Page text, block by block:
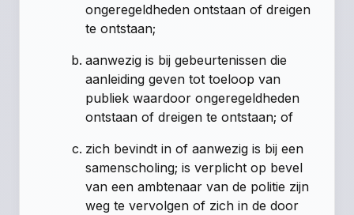
ongeregeldheden ontstaan of dreigen
te ontstaan;
aanwezig is bij gebeurtenissen die
aanleiding geven tot toeloop van
publiek waardoor ongeregeldheden
ontstaan of dreigen te ontstaan; of
zich bevindt in of aanwezig is bij een
samenscholing; is verplicht op bevel
van een ambtenaar van de politie zijn
weg te vervolgen of zich in de door